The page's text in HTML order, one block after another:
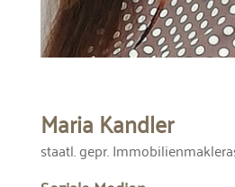
Maria Kandler
staatl. gepr.